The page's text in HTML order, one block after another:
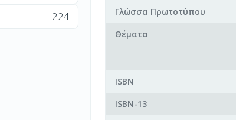
224
Γλώσσα Πρωτοτύπου
Θέματα
ISBN
ISBN-13